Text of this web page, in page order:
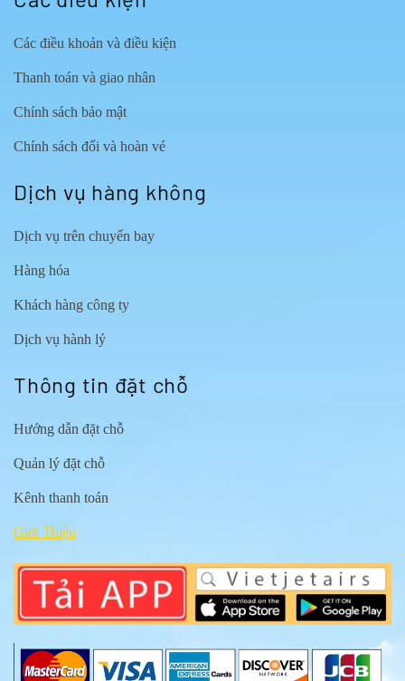
Các điều khoản và điều kiện
Thanh toán và giao nhân
Chính sách bảo mật
Chính sách đổi và hoàn vé
Dịch vụ hàng không
Dịch vụ trên chuyến bay
Hàng hóa
Khách hàng công ty
Dịch vụ hành lý
Thông tin đặt chỗ
Hướng dẫn đặt chỗ
Quản lý đặt chỗ
Kênh thanh toán
Giới Thiệu